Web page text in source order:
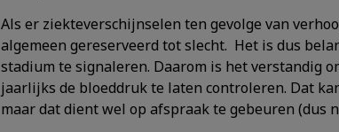
Als er ziekteverschijnselen ten gevolge van
algemeen gereserveerd tot slecht. Het is dus
stadium te signaleren. Daarom is het verstandig
jaarlijks de bloeddruk te laten controleren. Dat
maar dat dient wel op afspraak te gebeuren (dus